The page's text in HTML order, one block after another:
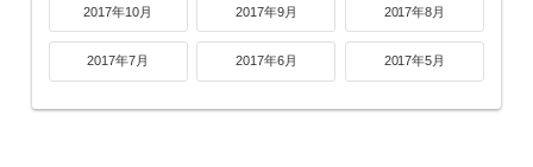
2017年10月 2017年9月 2017年8月
2017年7月 2017年6月 2017年5月